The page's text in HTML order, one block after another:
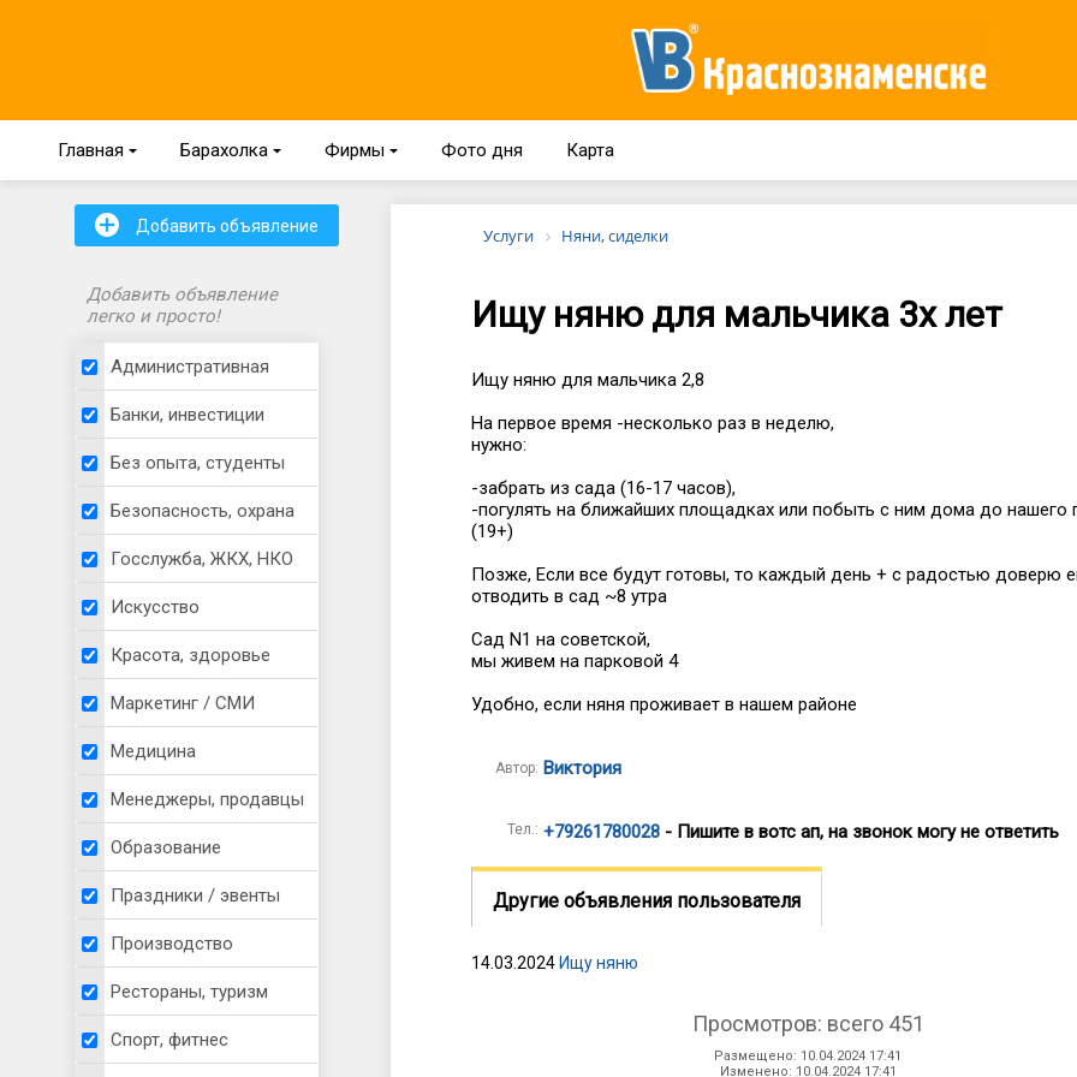
Главная { Барахолка { Фирмы { Фото дня Карта
+ Добавить объявление
Добавить объявление
легко и просто!
Административная
Банки, инвестиции
Без опыта, студенты
Безопасность, охрана
Госслужба, ЖКХ, НКО
Искусство
Красота, здоровье
Маркетинг / СМИ
Медицина
Менеджеры, продавцы
Образование
Праздники / эвенты
Производство
Рестораны, туризм
Спорт, фитнес
Услуги Няни, сиделки
Ищу няню для мальчика 3х лет
Ищу няню для мальчика 2,8
На первое время -несколько раз в неделю,
нужно:
-забрать из сада (16-17 часов),
-погулять на ближайших площадках или побыть с ним дома до нашего
(19+)
Позже, Если все будут готовы, то каждый день + с радостью доверю
отводить в сад ~8 утра
Сад N1 на советской,
мы живем на парковой 4
Удобно, если няня проживает в нашем районе
Автор: Виктория
Тел.: +79261780028 - Пишите в вотс ап, на звонок могу не ответить
Другие объявления пользователя
14.03.2024Ищу няню
Просмотров: всего 451
Размещено: 10.04.2024 17:41
Изменено: 10.04.2024 17:41